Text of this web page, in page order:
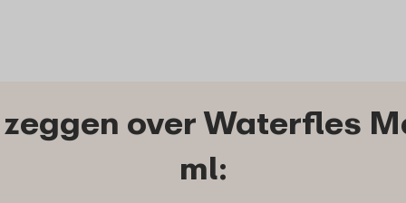
over Waterfles
ml: